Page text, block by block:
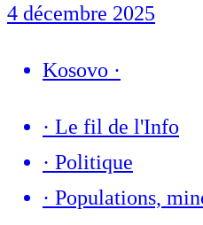
4 décembre 2025
Kosovo ·
· Le fil de l'Info
· Politique
· Populations,